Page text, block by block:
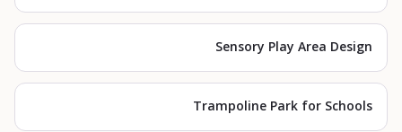
Sensory Play Area Design
Trampoline Park for Schools